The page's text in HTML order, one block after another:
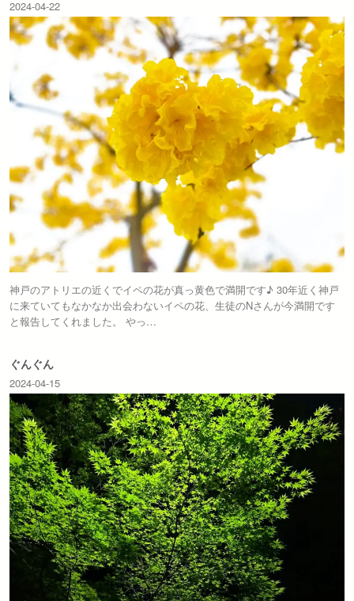
2024-04-22
神戸のアトリエの近くでイペの花が真っ黄色で満開です♪ 30年近く神戸
に来ていてもなかなか出会わないイペの花、生徒のNさんが今満開です
と報告してくれました。 やっ…
ぐんぐん
2024-04-15